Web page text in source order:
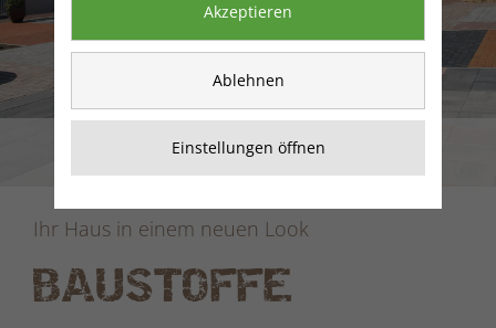
BAUSTOFFE
Ihr Haus in einem neuen Look
BAUSTOFFE
Akzeptieren
Ablehnen
Einstellungen öffnen